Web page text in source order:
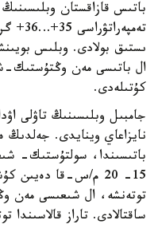
باتىس قازاقستان
ىستىق بولادى. وبلىس
ال باتىسى مەن وڭتۇستىك-
كۇتىلەدى.
جامبىل وبلىسىنىڭ تاۋلى
نايزاعاي وينايدى.
باتىسىندا، سولتۇستىك-
15- 20 م/س-قا دەيىن
توتەنشە، ال شىعىسى مەن
ساقتالادى. تاراز قالاسىندا